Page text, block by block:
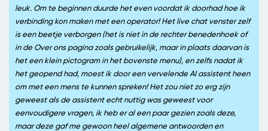
leuk. Om te beginnen duurde het even voordat ik doorhad hoe ik
verbinding kon maken met een operator! Het live chat venster zelf
is een beetje verborgen (het is niet in de rechter benedenhoek of
in de Over ons pagina zoals gebruikelijk, maar in plaats daarvan is
het een klein pictogram in het bovenste menu), en zelfs nadat ik
het geopend had, moest ik door een vervelende AI assistent heen
om met een mens te kunnen spreken! Het zou niet zo erg zijn
geweest als de assistent echt nuttig was geweest voor
eenvoudigere vragen, ik heb er al een paar gezien zoals deze,
maar deze gaf me gewoon heel algemene antwoorden en